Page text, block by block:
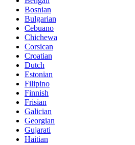
Bosnian
Bulgarian
Cebuano
Chichewa
Corsican
Croatian
Dutch
Estonian
Filipino
Finnish
Frisian
Galician
Georgian
Gujarati
Haitian